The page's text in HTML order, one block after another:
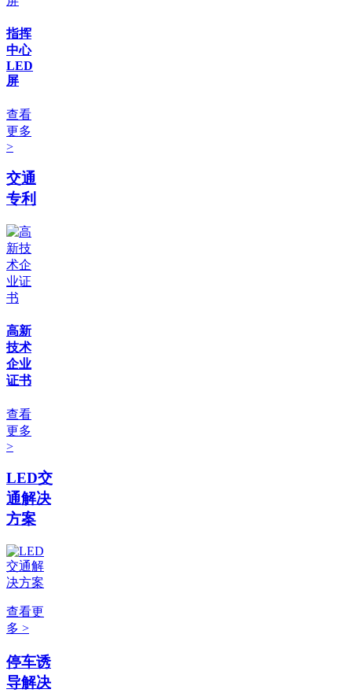
指挥
中心
LED
屏
查看
更多
>
交通
专利
高新
技术
企业
证书
查看
更多
>
LED交
通解决
方案
查看更
多 >
停车诱
导解决